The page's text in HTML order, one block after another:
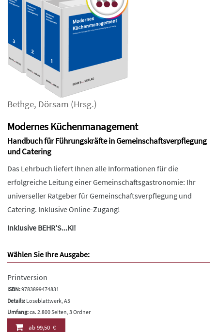
Bethge, Dörsam (Hrsg.)
Modernes Küchenmanagement
Handbuch für Führungskräfte in Gemeinschaftsverpflegung
und Catering
Das Lehrbuch liefert Ihnen alle Informationen für die
erfolgreiche Leitung einer Gemeinschaftsgastronomie: Ihr
universeller Ratgeber für Gemeinschaftsverpflegung und
Catering. Inklusive Online-Zugang!
Inklusive BEHR'S...KI!
Wählen Sie Ihre Ausgabe:
Printversion
ISBN:9783899474831
Details: Loseblattwerk, A5
Umfang:ca. 2.800 Seiten, 3 Ordner
ab99,50 €